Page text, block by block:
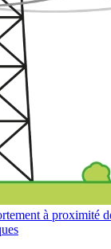
à proximité